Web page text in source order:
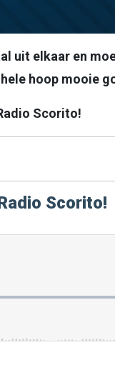
uit elkaar en
hoop mooie
Scorito!
Scorito!